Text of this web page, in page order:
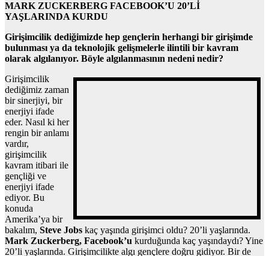
MARK ZUCKERBERG FACEBOOK’U 20’Lİ
YAŞLARINDA KURDU
Girişimcilik dediğimizde hep gençlerin herhangi bir girişimde
bulunması ya da teknolojik gelişmelerle ilintili bir kavram
olarak algılanıyor. Böyle algılanmasının nedeni nedir?
Girişimcilik
dediğimiz zaman
bir sinerjiyi, bir
enerjiyi ifade
eder. Nasıl ki her
rengin bir anlamı
vardır,
girişimcilik
kavram itibari ile
gençliği ve
enerjiyi ifade
ediyor. Bu
konuda
Amerika’ya bir
bakalım, Steve Jobs kaç yaşında girişimci oldu? 20’li yaşlarında.
Mark Zuckerberg, Facebook’u kurduğunda kaç yaşındaydı? Yine
20’li yaşlarında. Girişimcilikte algı gençlere doğru gidiyor. Bir de